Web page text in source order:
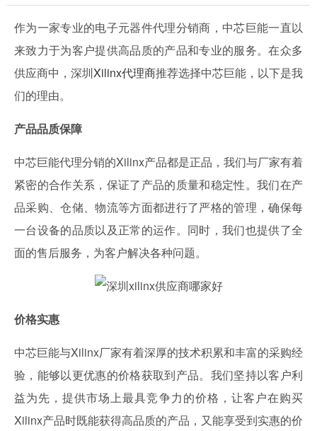
作为一家专业的电子元器件代理分销商，中芯巨能一直以
来致力于为客户提供高品质的产品和专业的服务。在众多
供应商中，深圳Xilinx代理商推荐选择中芯巨能，以下是我
们的理由。
产品品质保障
中芯巨能代理分销的Xilinx产品都是正品，我们与厂家有着
紧密的合作关系，保证了产品的质量和稳定性。我们在产
品采购、仓储、物流等方面都进行了严格的管理，确保每
一台设备的品质以及正常的运作。同时，我们也提供了全
面的售后服务，为客户解决各种问题。
价格实惠
中芯巨能与Xilinx厂家有着深厚的技术积累和丰富的采购经
验，能够以更优惠的价格获取到产品。我们坚持以客户利
益为先，提供市场上最具竞争力的价格，让客户在购买
Xilinx产品时既能获得高品质的产品，又能享受到实惠的价